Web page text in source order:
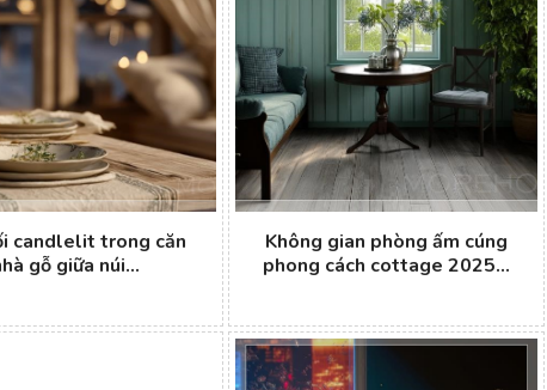
candlelit trong căn
gỗ giữa núi...
Không gian phòng ấm cúng
phong cách cottage 2025...